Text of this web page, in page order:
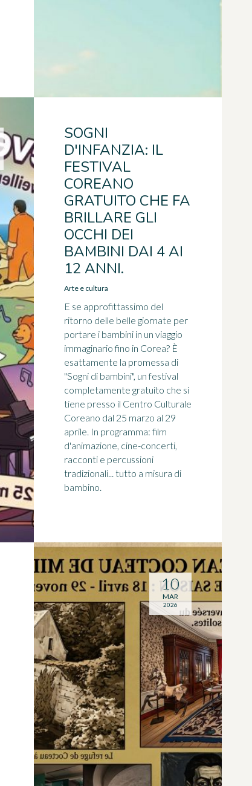
SOGNI
D'INFANZIA: IL
FESTIVAL
COREANO
GRATUITO CHE FA
BRILLARE GLI
OCCHI DEI
BAMBINI DAI 4 AI
12 ANNI.
Arte e cultura
E se approfittassimo del
ritorno delle belle giornate per
portare i bambini in un viaggio
immaginario fino in Corea? È
esattamente la promessa di
"Sogni di bambini", un festival
completamente gratuito che si
tiene presso il Centro Culturale
Coreano dal 25 marzo al 29
aprile. In programma: film
d'animazione, cine-concerti,
racconti e percussioni
tradizionali... tutto a misura di
bambino.
10
MAR
2026